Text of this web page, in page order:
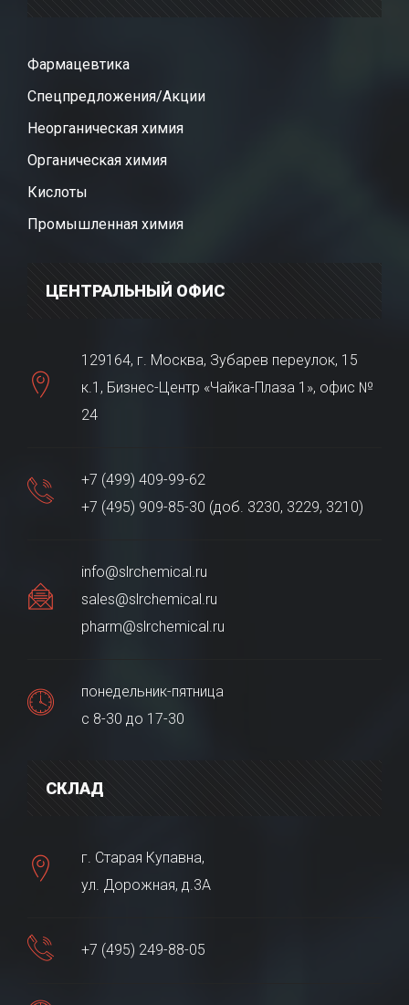
Фармацевтика
Спецпредложения/Акции
Неорганическая химия
Органическая химия
Кислоты
Промышленная химия
ЦЕНТРАЛЬНЫЙ ОФИС
129164, г. Москва, Зубарев переулок, 15
к.1, Бизнес-Центр «Чайка-Плаза 1», офис №
24
+7 (499) 409-99-62
+7 (495) 909-85-30 (доб. 3230, 3229, 3210)
info@slrchemical.ru
sales@slrchemical.ru
pharm@slrchemical.ru
понедельник-пятница
с 8-30 до 17-30
СКЛАД
г. Старая Купавна,
ул. Дорожная, д.3А
+7 (495) 249-88-05